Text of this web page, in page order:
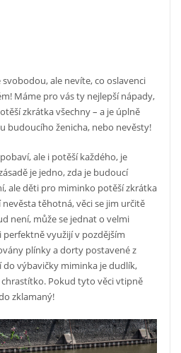
svobodou, ale nevíte, co oslavenci
Máme pro vás ty nejlepší nápady,
zkrátka všechny – a je úplně
budoucího ženicha, nebo nevěsty!
ale i potěší každého, je
je jedno, zda je budoucí
ale děti pro miminko potěší zkrátka
těhotná, věci se jim určitě
není, může se jednat o velmi
perfektně využijí v pozdějším
plínky a dorty postavené z
do výbavičky miminka je dudlík,
Pokud tyto věci vtipně
zklamaný!